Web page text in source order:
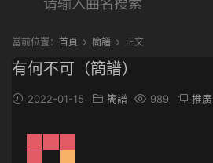
當前位置： 首頁 簡譜 正文
有何不可（簡譜）
2022-01-15 簡譜 989 推廣